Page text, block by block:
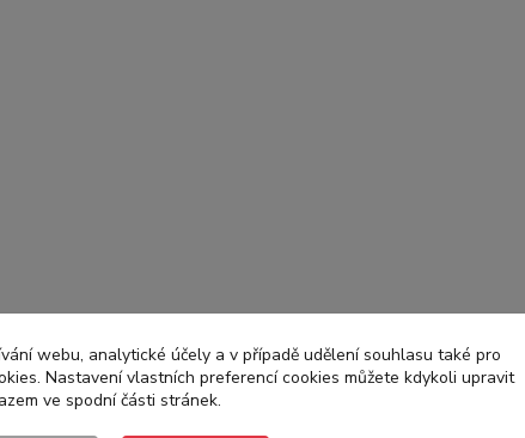
webu, analytické účely a v případě udělení souhlasu také pro
Nastavení vlastních preferencí cookies můžete kdykoli upravit
ve spodní části stránek.